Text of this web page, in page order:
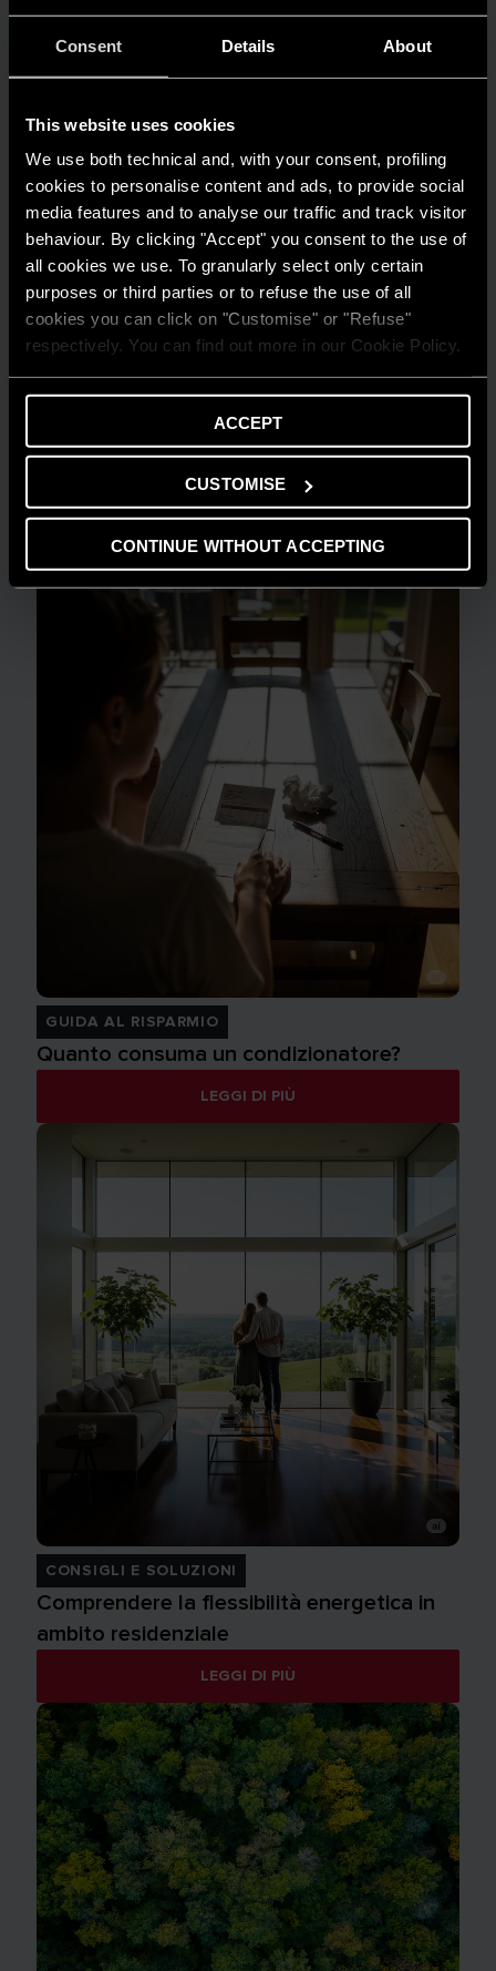
Consent Details About
This website uses cookies
We use both technical and, with your consent, profiling
cookies to personalise content and ads, to provide social
media features and to analyse our traffic and track visitor
behaviour. By clicking "Accept" you consent to the use of
all cookies we use. To granularly select only certain
purposes or third parties or to refuse the use of all
cookies you can click on "Customise" or "Refuse"
respectively. You can find out more in our Cookie Policy.
ACCEPT
CUSTOMISE
CONTINUE WITHOUT ACCEPTING
AMBIENTE
Risparmio energetico: trasforma la tua
casa in un modello di efficienza
LEGGI DI PIÙ
GUIDA AL RISPARMIO
Quanto consuma un condizionatore?
LEGGI DI PIÙ
CONSIGLI E SOLUZIONI
Comprendere la flessibilità energetica in
ambito residenziale
LEGGI DI PIÙ